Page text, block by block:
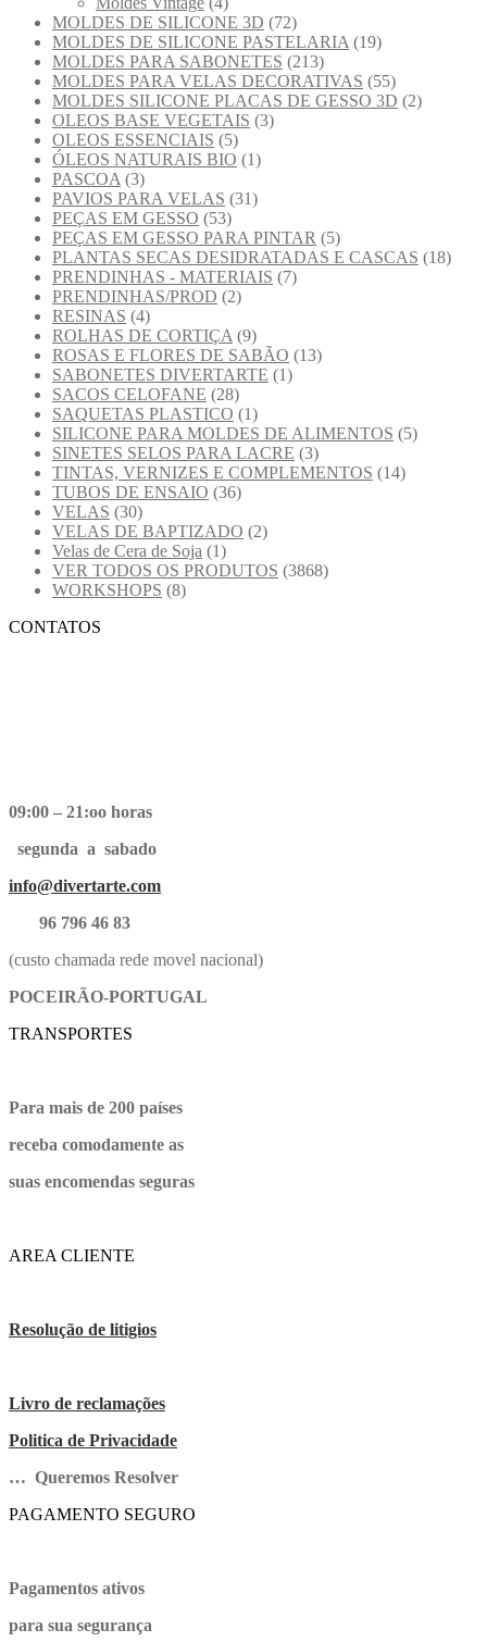
MOLDES DE SILICONE 3D (72)
MOLDES DE SILICONE PASTELARIA (19)
MOLDES PARA SABONETES (213)
MOLDES PARA VELAS DECORATIVAS (55)
MOLDES SILICONE PLACAS DE GESSO 3D (2)
OLEOS BASE VEGETAIS (3)
OLEOS ESSENCIAIS (5)
ÓLEOS NATURAIS BIO (1)
PASCOA (3)
PAVIOS PARA VELAS (31)
PEÇAS EM GESSO (53)
PEÇAS EM GESSO PARA PINTAR (5)
PLANTAS SECAS DESIDRATADAS E CASCAS (18)
PRENDINHAS - MATERIAIS (7)
PRENDINHAS/PROD (2)
RESINAS (4)
ROLHAS DE CORTIÇA (9)
ROSAS E FLORES DE SABÃO (13)
SABONETES DIVERTARTE (1)
SACOS CELOFANE (28)
SAQUETAS PLASTICO (1)
SILICONE PARA MOLDES DE ALIMENTOS (5)
SINETES SELOS PARA LACRE (3)
TINTAS, VERNIZES E COMPLEMENTOS (14)
TUBOS DE ENSAIO (36)
VELAS (30)
VELAS DE BAPTIZADO (2)
Velas de Cera de Soja (1)
VER TODOS OS PRODUTOS (3868)
WORKSHOPS (8)
CONTATOS
09:00 – 21:oo horas
segunda a sabado
info@divertarte.com
96 796 46 83
(custo chamada rede movel nacional)
POCEIRÃO-PORTUGAL
TRANSPORTES
Para mais de 200 países
receba comodamente as
suas encomendas seguras
AREA CLIENTE
Resolução de litigios
Livro de reclamações
Politica de Privacidade
… Queremos Resolver
PAGAMENTO SEGURO
Pagamentos ativos
para sua segurança